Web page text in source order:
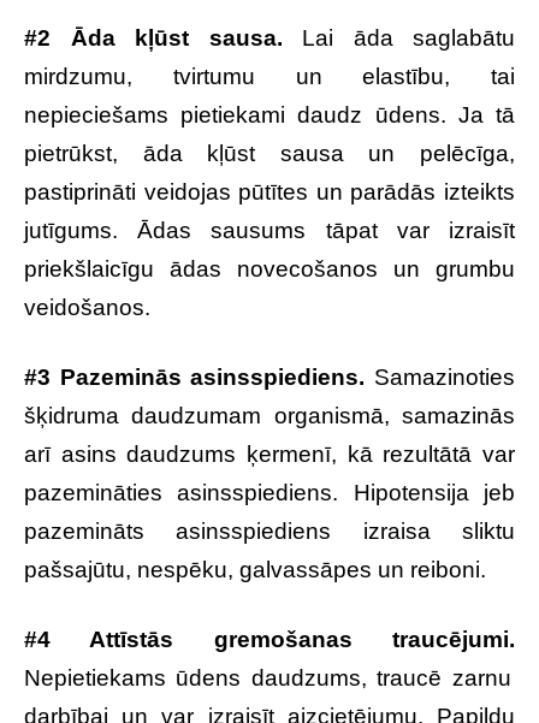
#2 Āda kļūst sausa. Lai āda saglabātu
mirdzumu, tvirtumu un elastību, tai
nepieciešams pietiekami daudz ūdens. Ja tā
pietrūkst, āda kļūst sausa un pelēcīga,
pastiprināti veidojas pūtītes un parādās izteikts
jutīgums. Ādas sausums tāpat var izraisīt
priekšlaicīgu ādas novecošanos un grumbu
veidošanos.
#3 Pazeminās asinsspiediens. Samazinoties
šķidruma daudzumam organismā, samazinās
arī asins daudzums ķermenī, kā rezultātā var
pazemināties asinsspiediens. Hipotensija jeb
pazemināts asinsspiediens izraisa sliktu
pašsajūtu, nespēku, galvassāpes un reiboni.
#4 Attīstās gremošanas traucējumi.
Nepietiekams ūdens daudzums, traucē zarnu
darbībai un var izraisīt aizcietējumu. Papildu